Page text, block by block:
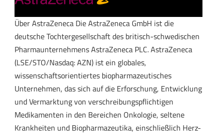
Über AstraZeneca Die AstraZeneca GmbH ist die
deutsche Tochtergesellschaft des britisch-schwedischen
Pharmaunternehmens AstraZeneca PLC. AstraZeneca
(LSE/STO/Nasdaq: AZN) ist ein globales,
wissenschaftsorientiertes biopharmazeutisches
Unternehmen, das sich auf die Erforschung, Entwicklung
und Vermarktung von verschreibungspflichtigen
Medikamenten in den Bereichen Onkologie, seltene
Krankheiten und Biopharmazeutika, einschließlich Herz-